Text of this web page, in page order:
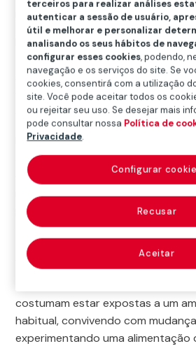
memórias incríveis com a família e
No entanto, é importante lembrar
também trazem riscos, que vão
saúde até a ocorrência de
fundamental estarmos
que as ocorrências não se tornem
Durante esse período de lazer, é
se envolverem em atividades
cotidiano. Viagens, esportes,
mesmo, relaxar tranquilamente em
podem apresentar perigos. É
dessas ameaças para se
Alguns dos riscos mais comuns
costumam estar expostas a um
habitual, convivendo com
experimentando uma alimentação
terceiros para realizar análises
autenticar a sessão de usuário,
útil e melhorar e personalizar
analisando os seus hábitos de
configurar esses cookies, podendo,
navegação e os serviços do site. Se
cookies, consentirá com a utilização
site. Você pode aceitar todos os
ou rejeitar seu uso. Se desejar mais
pode consultar nossa Política de
Privacidade.
Recusar
Aceitar
Configurar